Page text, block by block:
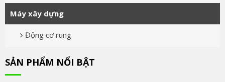
Máy xây dựng
Động cơ rung
SẢN PHẨM NỔI BẬT